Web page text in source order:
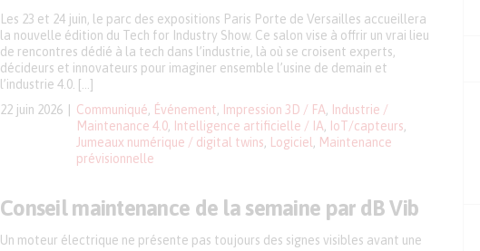
22 juin 2026 Communiqué Événement Impression 3D / FA
Industrie /
Maintenance 4.0
Intelligence artificielle / IA IoT/capteurs
Jumeaux numérique / digital twins
Logiciel
Maintenance
prévisionnelle
Les 23 et 24 juin, le parc des expositions Paris Porte de Versailles accueillera
la nouvelle édition du Tech for Industry Show. Ce salon vise à offrir un vrai lieu
de rencontres dédié à la tech dans l’industrie, là où se croisent experts,
décideurs et innovateurs pour imaginer ensemble l’usine de demain et
l’industrie 4.0. […]
Conseil maintenance de la semaine par dB Vib
Un moteur électrique ne présente pas toujours des signes visibles avant une